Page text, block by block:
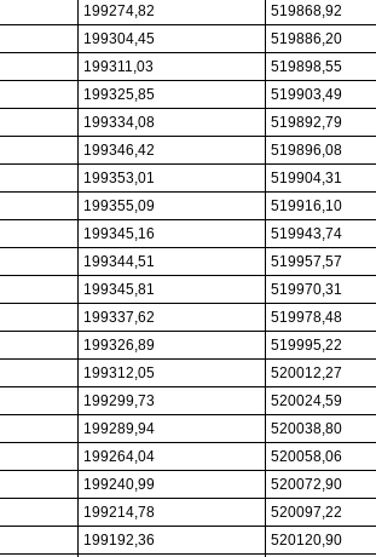
199274,82
519868,92
199304,45
519886,20
199311,03
519898,55
199325,85
519903,49
199334,08
519892,79
199346,42
519896,08
199353,01
519904,31
199355,09
519916,10
199345,16
519943,74
199344,51
519957,57
199345,81
519970,31
199337,62
519978,48
199326,89
519995,22
199312,05
520012,27
199299,73
520024,59
199289,94
520038,80
199264,04
520058,06
199240,99
520072,90
199214,78
520097,22
199192,36
520120,90